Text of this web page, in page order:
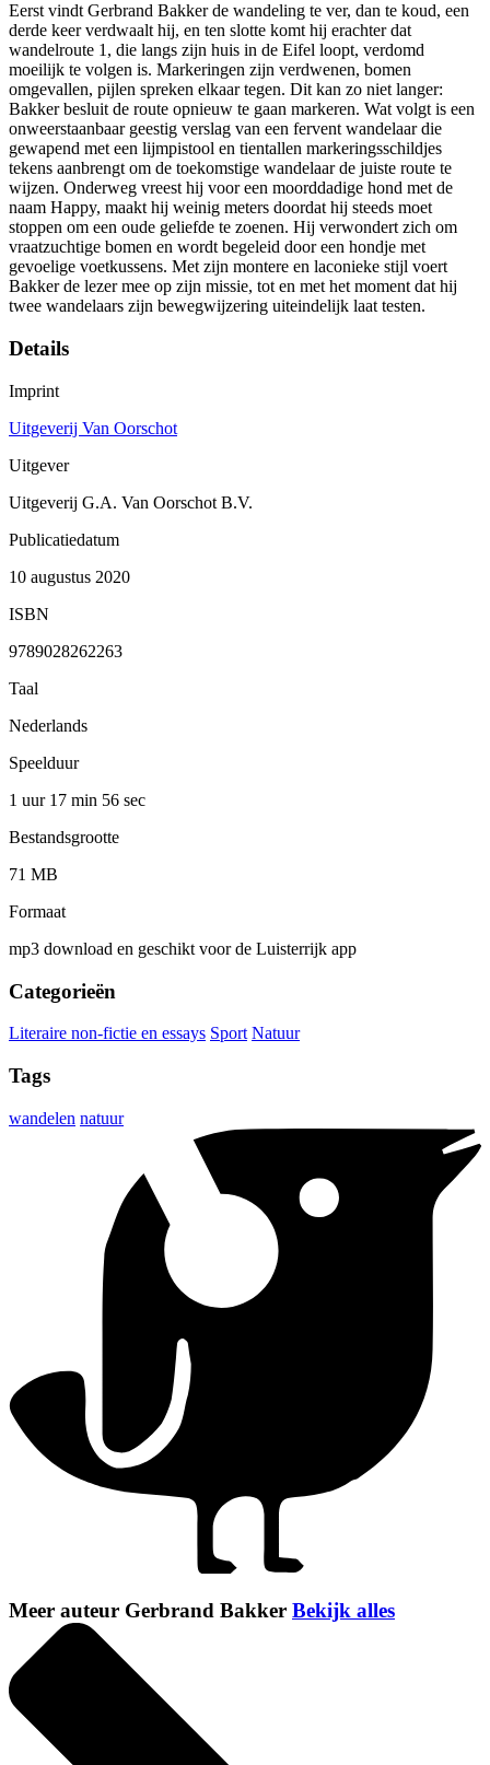
Eerst vindt Gerbrand Bakker de wandeling te ver, dan te koud, een
derde keer verdwaalt hij, en ten slotte komt hij erachter dat
wandelroute 1, die langs zijn huis in de Eifel loopt, verdomd
moeilijk te volgen is. Markeringen zijn verdwenen, bomen
omgevallen, pijlen spreken elkaar tegen. Dit kan zo niet langer:
Bakker besluit de route opnieuw te gaan markeren. Wat volgt is een
onweerstaanbaar geestig verslag van een fervent wandelaar die
gewapend met een lijmpistool en tientallen markeringsschildjes
tekens aanbrengt om de toekomstige wandelaar de juiste route te
wijzen. Onderweg vreest hij voor een moorddadige hond met de
naam Happy, maakt hij weinig meters doordat hij steeds moet
stoppen om een oude geliefde te zoenen. Hij verwondert zich om
vraatzuchtige bomen en wordt begeleid door een hondje met
gevoelige voetkussens. Met zijn montere en laconieke stijl voert
Bakker de lezer mee op zijn missie, tot en met het moment dat hij
twee wandelaars zijn bewegwijzering uiteindelijk laat testen.
Details
Imprint
Uitgeverij Van Oorschot
Uitgever
Uitgeverij G.A. Van Oorschot B.V.
Publicatiedatum
10 augustus 2020
ISBN
9789028262263
Taal
Nederlands
Speelduur
1 uur 17 min 56 sec
Bestandsgrootte
71 MB
Formaat
mp3 download en geschikt voor de Luisterrijk app
Categorieën
Literaire non-fictie en essays Sport Natuur
Tags
wandelen natuur
Meer auteur Gerbrand Bakker Bekijk alles